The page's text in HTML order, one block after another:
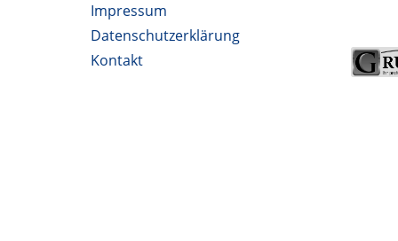
Impressum
Datenschutzerklärung
Kontakt